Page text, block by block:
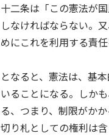
十二条は「この憲法が
しなければならない。
めにこれを利用する責
となると、憲法は、基
いることになる。しか
る、つまり、制限がか
切り札としての権利は含